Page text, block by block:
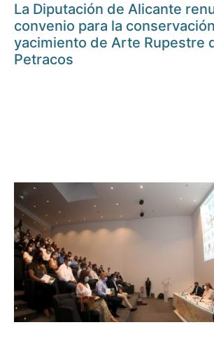
La Diputación de Alicante
convenio para la
yacimiento de Arte Rupestre
Petracos